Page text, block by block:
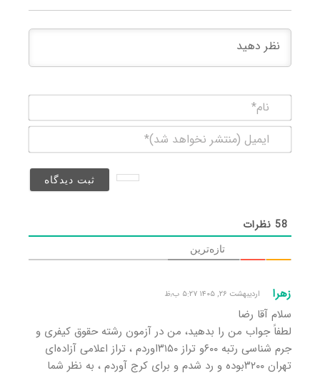
(منتشر
58 نظرات
تازه‌ترین
زهرا اردیبهشت ۲۶, ۱۴۰۵ ۵:۲۷ ب٫ظ
سلام آقا رضا
لطفاً جواب من را بدهید، من در آزمون رشته حقوق کیفری و
جرم شناسی رتبه ۶۰۰و تراز ۳۱۵۰اوردم ، تراز اعلامی آزاده‌ای
تهران ۳۲۰۰بوده و رد شدم و برای کرج آوردم ، به نظر شما